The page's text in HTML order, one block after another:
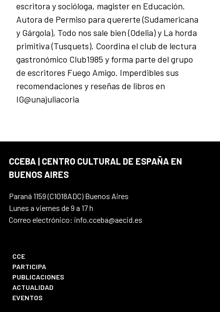
escritora y socióloga, magister en Educación.
Autora de Permiso para quererte (Sudamericana
y Gárgola), Todo nos sale bien (Odelia) y La horda
primitiva (Tusquets). Coordina el club de lectura
gastronómico Club1985 y forma parte del grupo
de escritores Fuego Amigo. Imperdibles sus
recomendaciones y reseñas de libros en
IG@unajuliacoria
CCEBA | CENTRO CULTURAL DE ESPAÑA EN
BUENOS AIRES
Paraná 1159 (C1018ADC) Buenos Aires
Lunes a viernes de 9 a 17 h
Correo electrónico: info.cceba@aecid.es
CCE
PARTICIPA
PUBLICACIONES
ACTUALIDAD
EVENTOS